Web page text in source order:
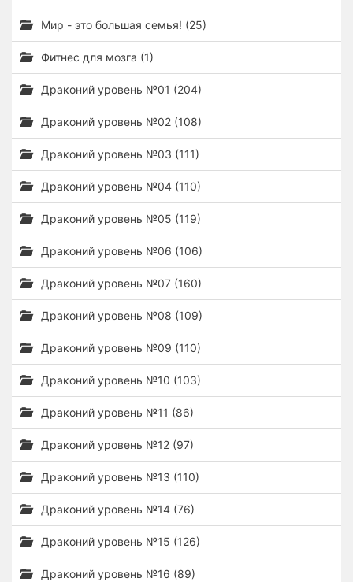
Мир - это большая семья! (25)
Фитнес для мозга (1)
Драконий уровень №01 (204)
Драконий уровень №02 (108)
Драконий уровень №03 (111)
Драконий уровень №04 (110)
Драконий уровень №05 (119)
Драконий уровень №06 (106)
Драконий уровень №07 (160)
Драконий уровень №08 (109)
Драконий уровень №09 (110)
Драконий уровень №10 (103)
Драконий уровень №11 (86)
Драконий уровень №12 (97)
Драконий уровень №13 (110)
Драконий уровень №14 (76)
Драконий уровень №15 (126)
Драконий уровень №16 (89)